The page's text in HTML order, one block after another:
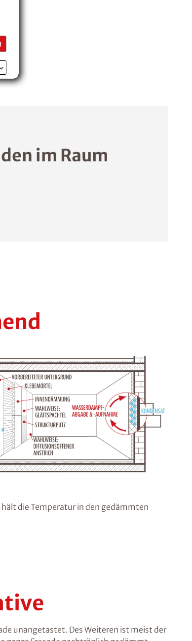
im Raum
die Temperatur in den gedämmten
unangetastet. Des Weiteren ist meist der